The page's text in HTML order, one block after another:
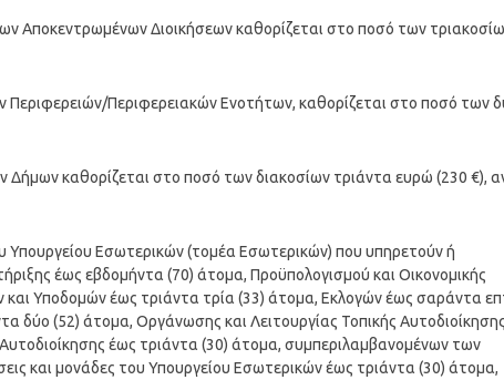
Αποκεντρωμένων Διοικήσεων καθορίζεται στο ποσό των
Περιφερειών/Περιφερειακών Ενοτήτων, καθορίζεται στο ποσό των
Δήμων καθορίζεται στο ποσό των διακοσίων τριάντα ευρώ (230 €),
Υπουργείου Εσωτερικών (τομέα Εσωτερικών) που υπηρετούν ή
έως εβδομήντα (70) άτομα, Προϋπολογισμού και Οικονομικής
και Υποδομών έως τριάντα τρία (33) άτομα, Εκλογών έως σαράντα
δύο (52) άτομα, Οργάνωσης και Λειτουργίας Τοπικής Αυτοδιοίκησης
έως τριάντα (30) άτομα, συμπεριλαμβανομένων των
και μονάδες του Υπουργείου Εσωτερικών έως τριάντα (30) άτομα,